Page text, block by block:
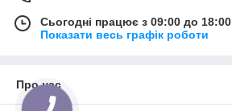
Сьогодні працює з 09:00 до 18:00
Показати весь графік роботи
Про нас
КНОПКА